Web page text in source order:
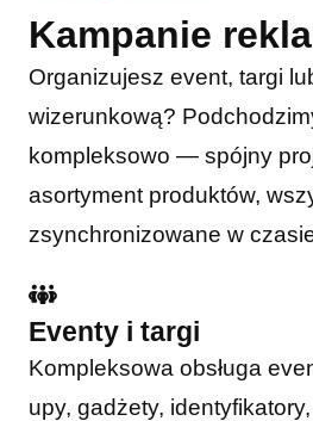
Kampanie
Organizujesz event, targi
wizerunkową?
kompleksowo — spójny
asortyment produktów,
zsynchronizowane w
Eventy i targi
Kompleksowa obsługa
upy, gadżety,